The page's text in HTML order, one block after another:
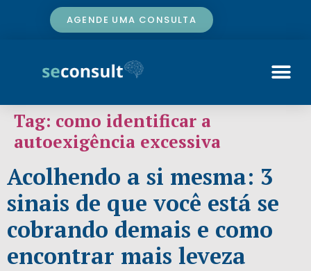
AGENDE UMA CONSULTA
Tag: como identificar a
autoexigência excessiva
Acolhendo a si mesma: 3
sinais de que você está se
cobrando demais e como
encontrar mais leveza